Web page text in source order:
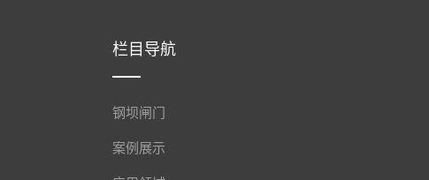
栏目导航
钢坝闸门
案例展示